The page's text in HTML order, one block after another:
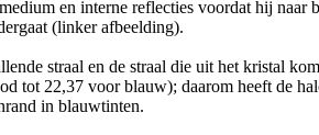
en interne reflecties voordat hij naar
(linker afbeelding).
straal en de straal die uit het kristal
tot 22,37 voor blauw); daarom heeft de
in blauwtinten.